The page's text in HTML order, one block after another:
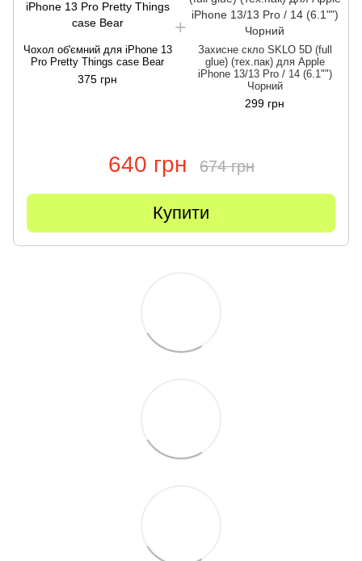
Чохол об'ємний для iPhone 13
Pro Pretty Things case Bear
375 грн
Захисне скло SKLO 5D (full
glue) (тех.пак) для Apple
iPhone 13/13 Pro / 14 (6.1"")
Чорний
299 грн
640 грн 674 грн
Купити